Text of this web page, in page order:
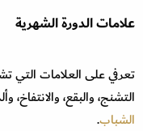
علامات الدورة الشهرية
تعرفي على العلامات التي
التشنج، والبقع، والانتفاخ،
الشباب.